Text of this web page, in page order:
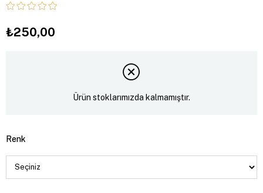
₺250,00
Ürün stoklarımızda kalmamıştır.
Renk